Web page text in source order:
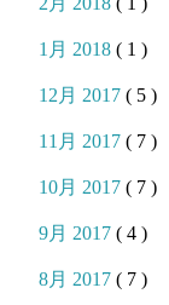
1月 2018( 1 )
12月 2017( 5 )
11月 2017( 7 )
10月 2017( 7 )
9月 2017( 4 )
8月 2017( 7 )